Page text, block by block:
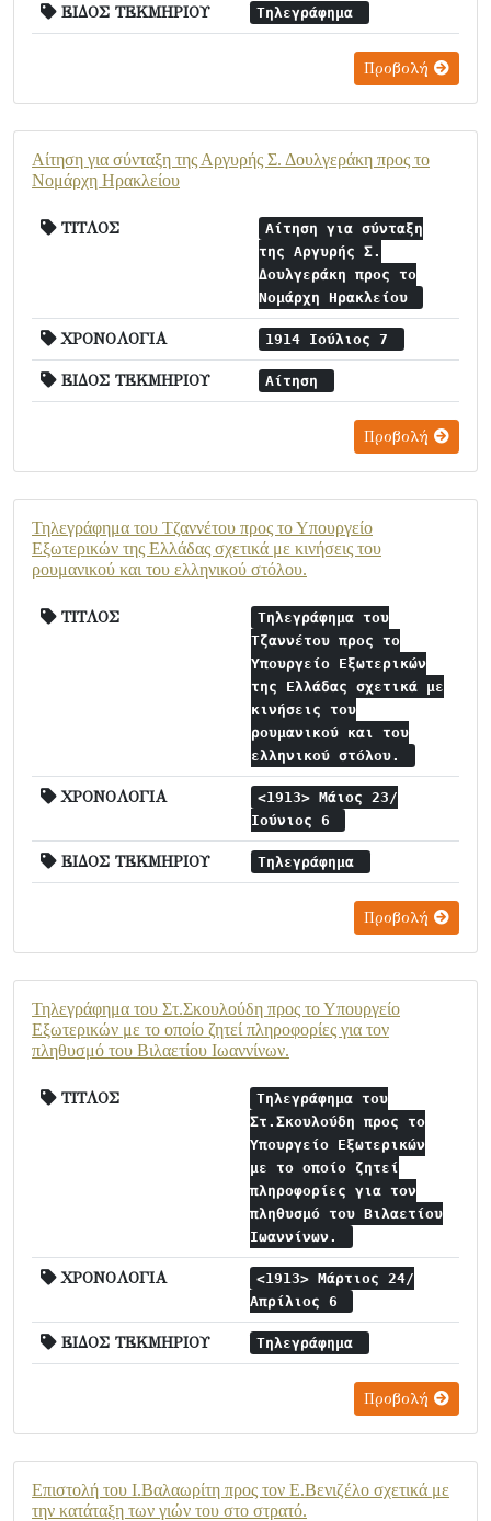
ΕΙΔΟΣ ΤΕΚΜΗΡΙΟΥ Τηλεγράφημα
Προβολή
Αίτηση για σύνταξη της Αργυρής Σ. Δουλγεράκη προς το
Νομάρχη Ηρακλείου
ΤΙΤΛΟΣ
Αίτηση για σύνταξη
της Αργυρής Σ.
Δουλγεράκη προς το
Νομάρχη Ηρακλείου
ΧΡΟΝΟΛΟΓΙΑ 1914 Ιούλιος 7
ΕΙΔΟΣ ΤΕΚΜΗΡΙΟΥ Αίτηση
Προβολή
Τηλεγράφημα του Τζαννέτου προς το Υπουργείο
Εξωτερικών της Ελλάδας σχετικά με κινήσεις του
ρουμανικού και του ελληνικού στόλου.
ΤΙΤΛΟΣ
Τηλεγράφημα του
Τζαννέτου προς το
Υπουργείο Εξωτερικών
της Ελλάδας σχετικά με
κινήσεις του
ρουμανικού και του
ελληνικού στόλου.
ΧΡΟΝΟΛΟΓΙΑ
<1913> Μάιος 23/
Ιούνιος 6
ΕΙΔΟΣ ΤΕΚΜΗΡΙΟΥ Τηλεγράφημα
Προβολή
Τηλεγράφημα του Στ.Σκουλούδη προς το Υπουργείο
Εξωτερικών με το οποίο ζητεί πληροφορίες για τον
πληθυσμό του Βιλαετίου Ιωαννίνων.
ΤΙΤΛΟΣ
Τηλεγράφημα του
Στ.Σκουλούδη προς το
Υπουργείο Εξωτερικών
με το οποίο ζητεί
πληροφορίες για τον
πληθυσμό του Βιλαετίου
Ιωαννίνων.
ΧΡΟΝΟΛΟΓΙΑ
<1913> Μάρτιος 24/
Απρίλιος 6
ΕΙΔΟΣ ΤΕΚΜΗΡΙΟΥ Τηλεγράφημα
Προβολή
Επιστολή του Ι.Βαλαωρίτη προς τον Ε.Βενιζέλο σχετικά με
την κατάταξη των γιών του στο στρατό.